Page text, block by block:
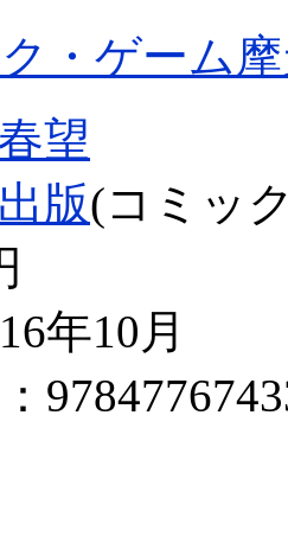
・ゲーム
望
版(コミッ
年10月